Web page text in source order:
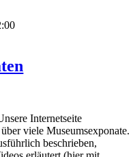
Internetseite
viele Museumsexponate.
beschrieben,